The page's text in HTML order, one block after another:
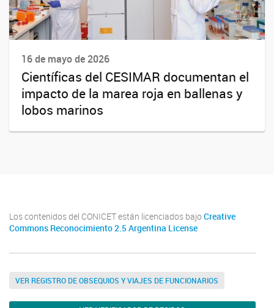
16 de mayo de 2026
Científicas del CESIMAR documentan el
impacto de la marea roja en ballenas y
lobos marinos
Los contenidos del CONICET están licenciados bajo Creative
Commons Reconocimiento 2.5 Argentina License
VER REGISTRO DE OBSEQUIOS Y VIAJES DE FUNCIONARIOS